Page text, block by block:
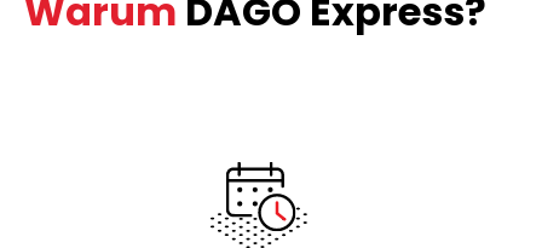
Warum DAGO Express?